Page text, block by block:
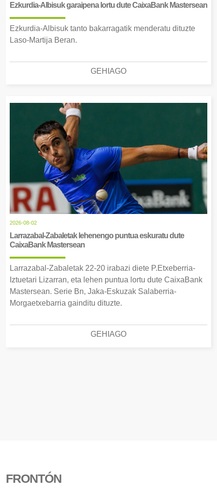
Ezkurdia-Albisuk garaipena lortu dute CaixaBank Mastersean
Ezkurdia-Albisuk tanto bakarragatik menderatu dituzte
Laso-Martija Beran.
GEHIAGO
2026-08-02
Larrazabal-Zabaletak lehenengo puntua eskuratu dute
CaixaBank Mastersean
Larrazabal-Zabaletak 22-20 irabazi diete P.Etxeberria-
Iztuetari Lizarran, eta lehen puntua lortu dute CaixaBank
Mastersean. Serie Bn, Jaka-Eskuzak Salaberria-
Morgaetxebarria gainditu dituzte.
GEHIAGO
FRONTÓN